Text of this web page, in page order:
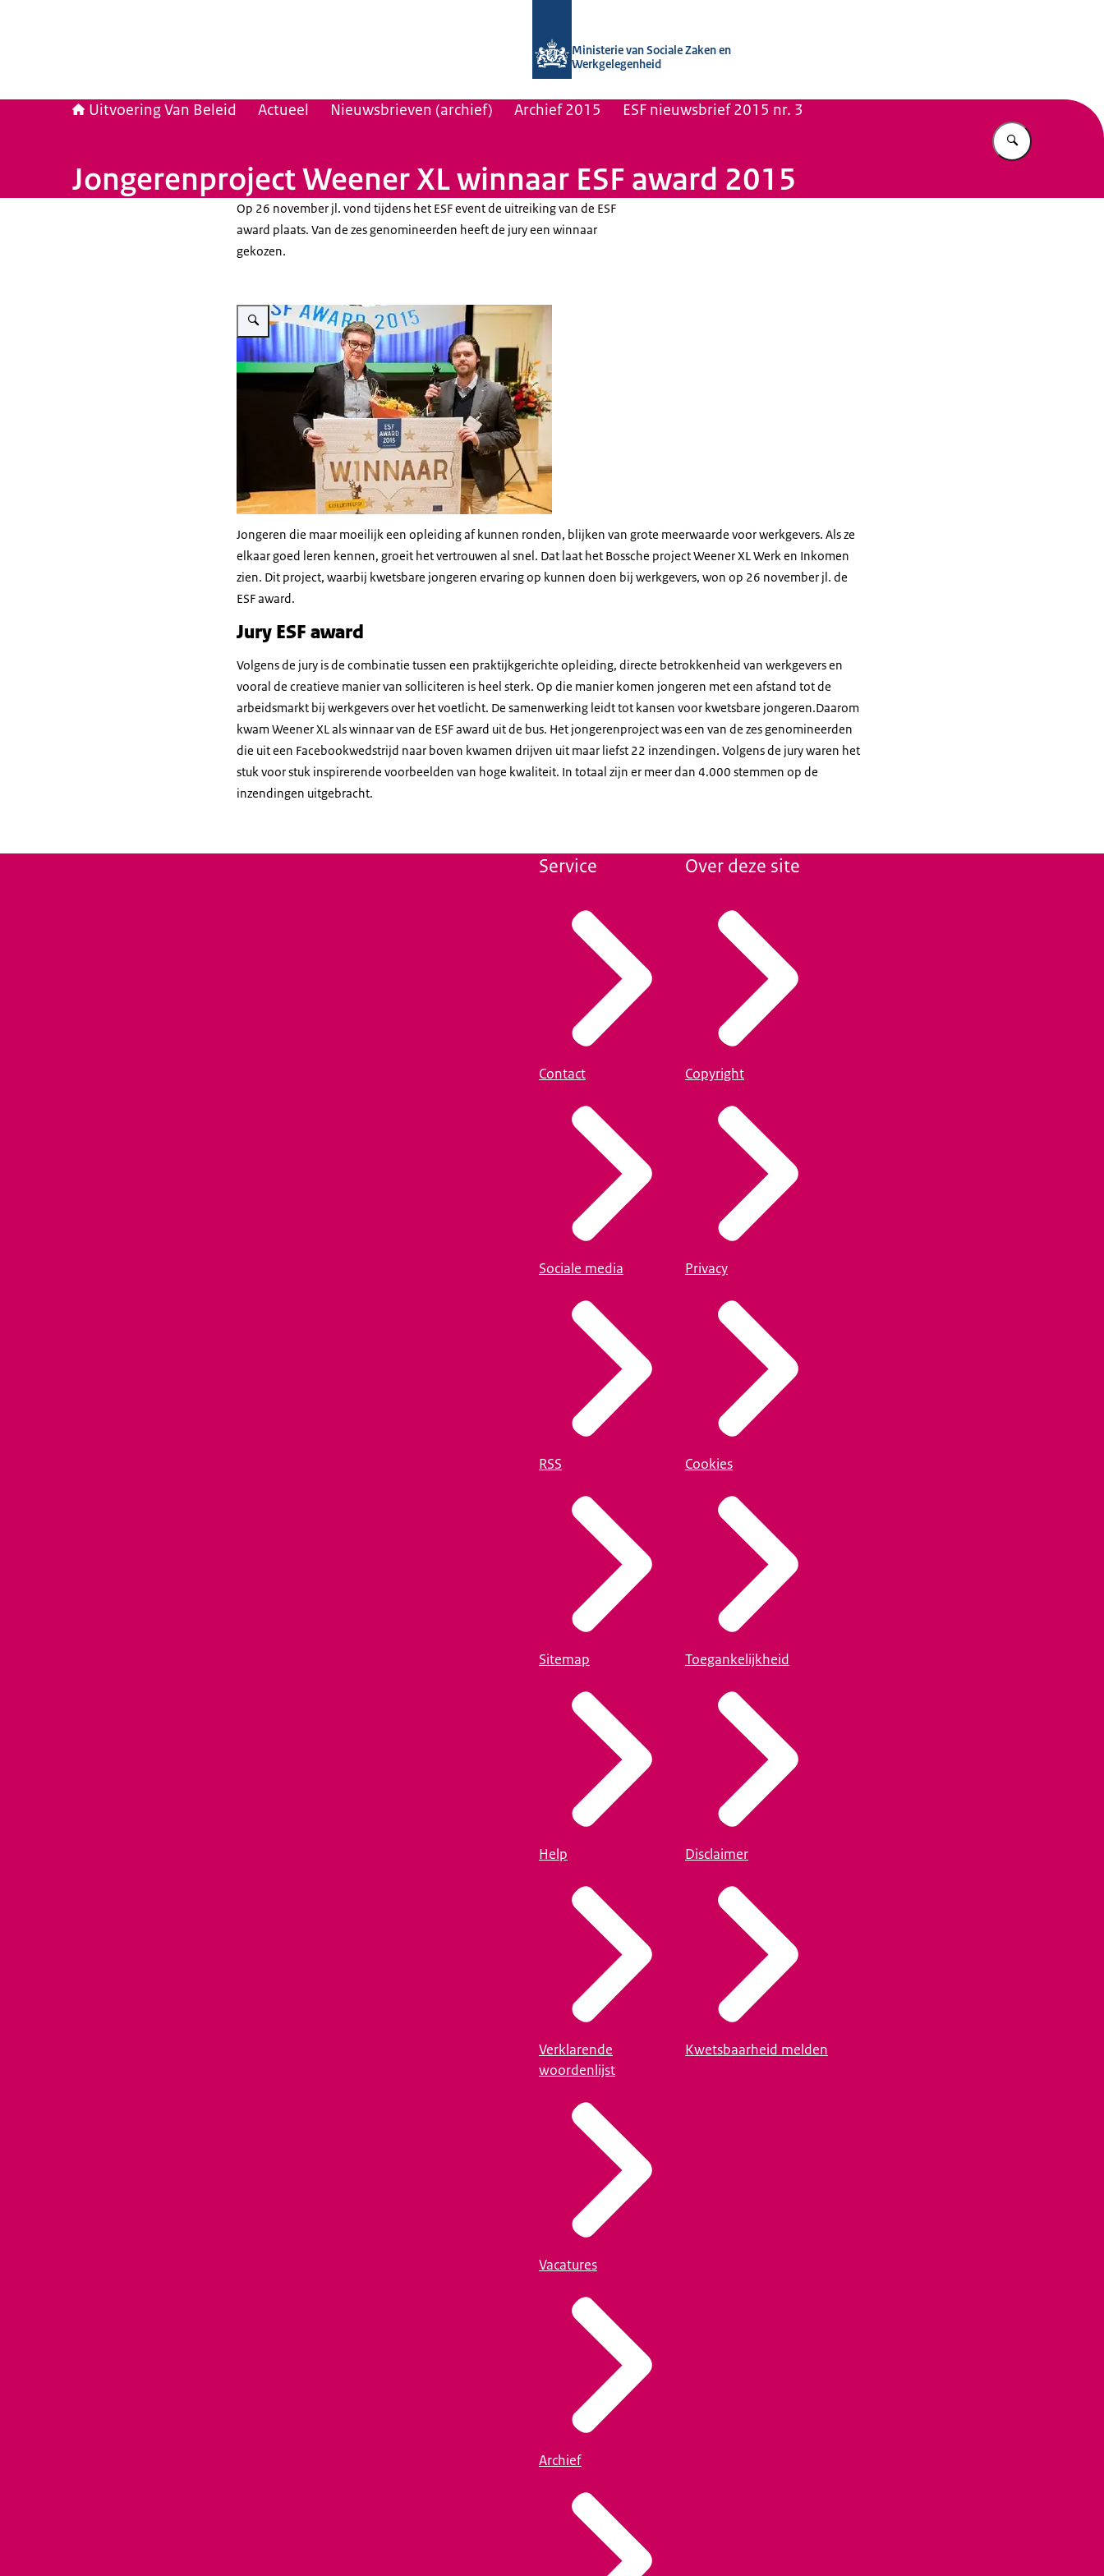
Ministerie van Sociale Zaken en
Werkgelegenheid
Uitvoering Van Beleid Actueel Nieuwsbrieven (archief) Archief 2015 ESF nieuwsbrief 2015 nr. 3
Vul in wat u
Jongerenproject Weener XL winnaar ESF award 2015
Op 26 november jl. vond tijdens het ESF event de uitreiking van de ESF
award plaats. Van de zes genomineerden heeft de jury een winnaar
gekozen.
Vergroot afbeelding Nieuwsbrief 3 2015 Jongerenproject Weener XL
Jongeren die maar moeilijk een opleiding af kunnen ronden, blijken van grote meerwaarde voor werkgevers. Als ze
elkaar goed leren kennen, groeit het vertrouwen al snel. Dat laat het Bossche project Weener XL Werk en Inkomen
zien. Dit project, waarbij kwetsbare jongeren ervaring op kunnen doen bij werkgevers, won op 26 november jl. de
ESF award.
Jury ESF award
Volgens de jury is de combinatie tussen een praktijkgerichte opleiding, directe betrokkenheid van werkgevers en
vooral de creatieve manier van solliciteren is heel sterk. Op die manier komen jongeren met een afstand tot de
arbeidsmarkt bij werkgevers over het voetlicht. De samenwerking leidt tot kansen voor kwetsbare jongeren.Daarom
kwam Weener XL als winnaar van de ESF award uit de bus. Het jongerenproject was een van de zes genomineerden
die uit een Facebookwedstrijd naar boven kwamen drijven uit maar liefst 22 inzendingen. Volgens de jury waren het
stuk voor stuk inspirerende voorbeelden van hoge kwaliteit. In totaal zijn er meer dan 4.000 stemmen op de
inzendingen uitgebracht.
Service
Contact
Sociale media
RSS
Sitemap
Help
Verklarende
woordenlijst
Vacatures
Archief
Over deze site
Copyright
Privacy
Cookies
Toegankelijkheid
Disclaimer
Kwetsbaarheid melden